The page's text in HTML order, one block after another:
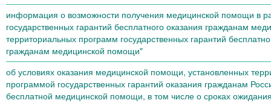
информация о возможности получения медицинской помощи в
государственных гарантий бесплатного оказания гражданам
территориальных программ государственных гарантий
гражданам медицинской помощи"
об условиях оказания медицинской помощи, установленных
программой государственных гарантий оказания гражданам
бесплатной медицинской помощи, в том числе о сроках